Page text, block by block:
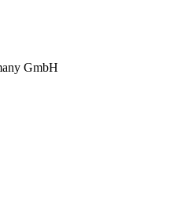
GmbH